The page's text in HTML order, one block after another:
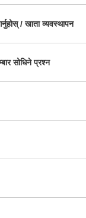
/ खाता व्यवस्थापन
सोधिने प्रश्न